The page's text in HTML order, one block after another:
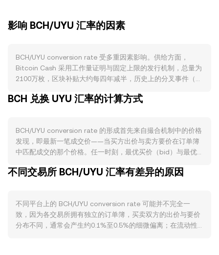
影响 BCH/UYU 汇率的因素
BCH/UYU conversion rate 受多重因素影响。供给方面，
Bitcoin Cash 采用工作量证明与固定上限的发行机制，总量为
2100万枚，区块补贴大约每四年减半，历史上的分叉事件（例
改变算力与生态预期。BCH不存在原生的协议级燃烧机制，也
方面，BCH因低费用与较快确认被用于点对点支付与商户收
单，链上活跃度、商户接入、跨境转账场景都会推高对BCH的
实际使用需求。自CashTokens等升级为BCH引入代币化与更
增加对BCH作为“gas”和抵押的需求。宏观关联上，BCH与BTC
与入金条件传导至 BCH/UYU conversion rate。监管层面，与
工作量证明相关的能耗规范、交易平台对BCH的上币与合规要
求、以及反洗规制与出入金政策变化，都会对法币对报价与可
BCH 兑换 UYU 汇率的计算方式
BCH/UYU conversion rate 的形成首先来自撮合机制中的价格
发现，即最新一笔成交价——当买方出价与卖方要价在订单簿
中匹配成交的那个价格。任一时刻，最优买价（bid）与最优
性的中间价。跨多个交易平台，数据聚合方常计算成交量加权
简单换算时，可用：UYU Value = BCH Amount × rate，以及
BCH Amount = UYU Value / rate，其中的 rate 即为
BCH/UYU conversion rate。在部分链上或跨链去中心化场景
不同交易所 BCH/UYU 汇率有差异的原因
不同平台上的 BCH/UYU conversion rate 可能并不完全一
致，因为各交易所拥有独立的订单簿，买卖双方的出价与要价
分布不同，通常会产生约0.1%至0.5%的细微偏离；在流动性